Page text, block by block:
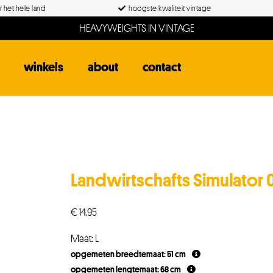
het hele land hoogste kwaliteit vintage
HEAVYWEIGHTS IN VINTAGE
winkels about contact
Landwirtschafts Simulator
€14,95
Maat: L
opgemeten breedtemaat: 51 cm
opgemeten lengtemaat: 68 cm